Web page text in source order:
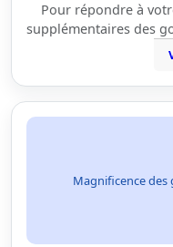
Pour répondre à
supplémentaires des
Magnificence des